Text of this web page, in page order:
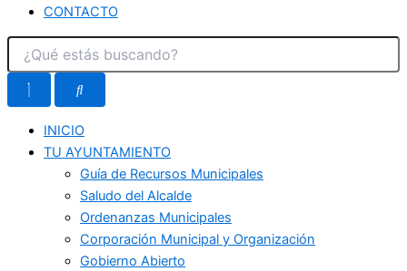
CONTACTO
INICIO
TU AYUNTAMIENTO
Guía de Recursos Municipales
Saludo del Alcalde
Ordenanzas Municipales
Corporación Municipal y Organización
Gobierno Abierto